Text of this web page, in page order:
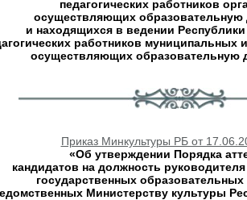
педагогических работников
осуществляющих образовательную
и находящихся в ведении
работников муниципальных
осуществляющих образовательную
Приказ Минкультуры РБ от
«Об утверждении Порядка
кандидатов на должность
государственных образовательных
Министерству культуры